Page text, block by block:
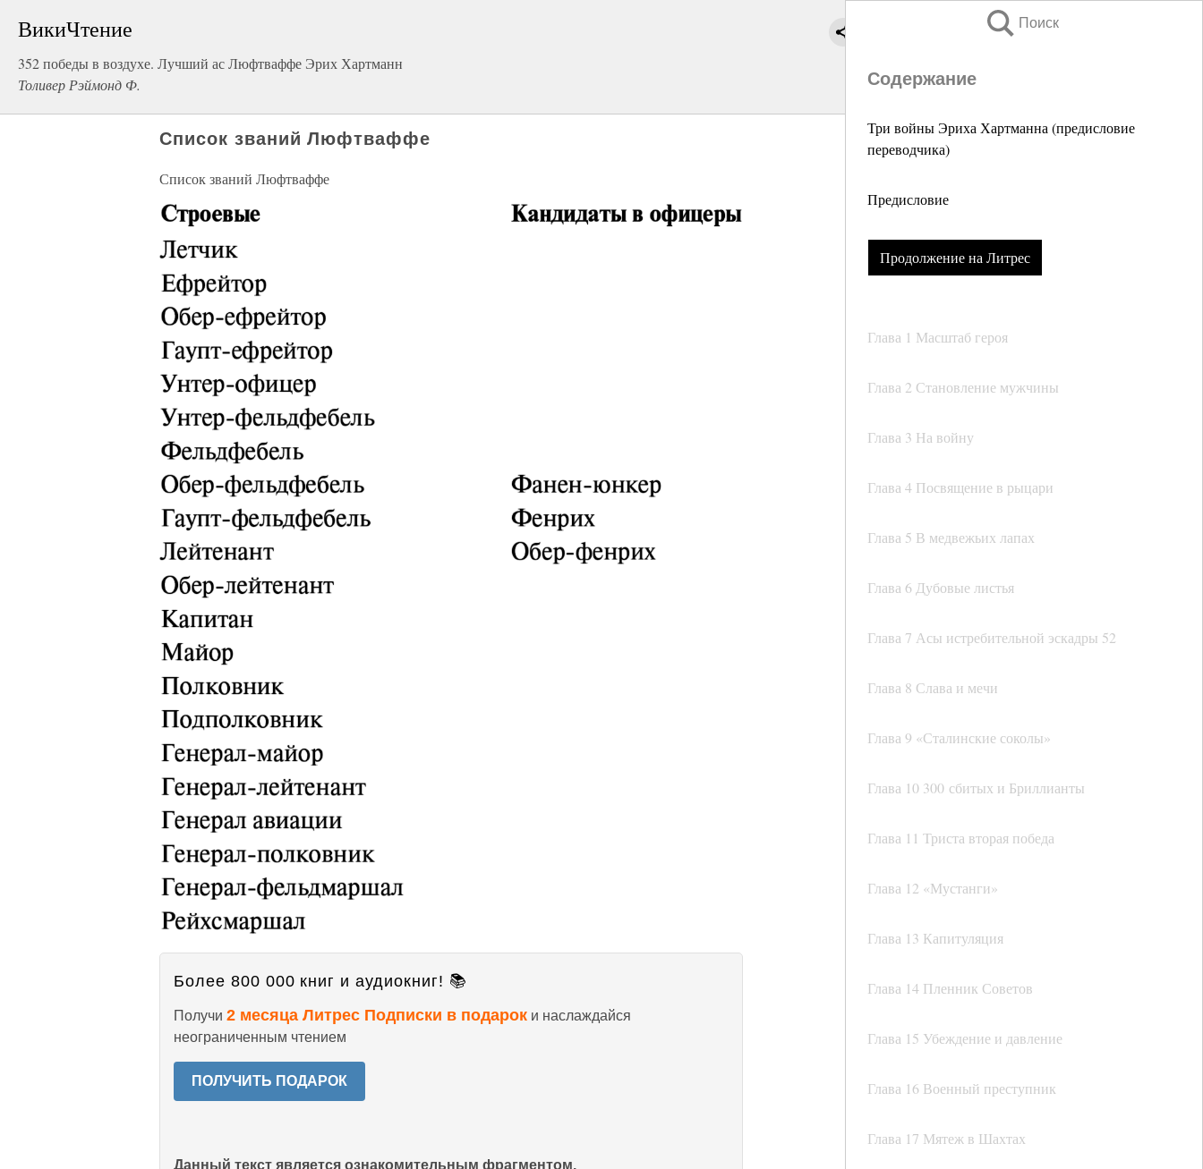
ВикиЧтение
352 победы в воздухе. Лучший ас Люфтваффе Эрих Хартманн
Толивер Рэймонд Ф.
Поиск
Содержание
Три войны Эриха Хартманна (предисловие
переводчика)
Предисловие
Продолжение на Литрес
Глава 1 Масштаб героя
Глава 2 Становление мужчины
Глава 3 На войну
Глава 4 Посвящение в рыцари
Глава 5 В медвежьих лапах
Глава 6 Дубовые листья
Глава 7 Асы истребительной эскадры 52
Глава 8 Слава и мечи
Глава 9 «Сталинские соколы»
Глава 10 300 сбитых и Бриллианты
Глава 11 Триста вторая победа
Глава 12 «Мустанги»
Глава 13 Капитуляция
Глава 14 Пленник Советов
Глава 15 Убеждение и давление
Глава 16 Военный преступник
Глава 17 Мятеж в Шахтах
Список званий Люфтваффе
Список званий Люфтваффе
Более 800 000 книг и аудиокниг! 📚
Получи 2 месяца Литрес Подписки в подарок и наслаждайся
неограниченным чтением
ПОЛУЧИТЬ ПОДАРОК
Данный текст является ознакомительным фрагментом.